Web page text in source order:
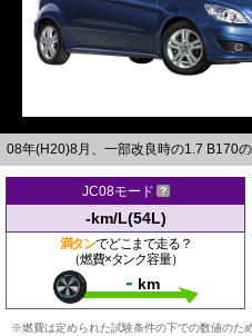
08年(H20)8月、一部改良時の1.7 B170
JC08モード
-km/L(54L)
満タンでどこまで走る？
（燃費×タンク容量）
- km
※燃費は定められた試験条件の下での数値のた